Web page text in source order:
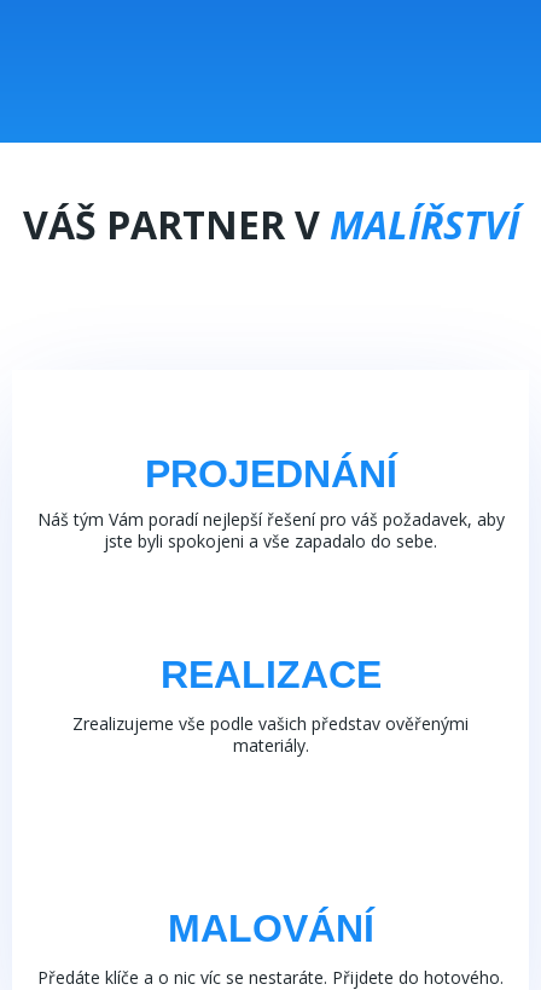
VÁŠ PARTNER V MALÍŘSTVÍ
PROJEDNÁNÍ
Náš tým Vám poradí nejlepší řešení pro váš požadavek, aby
jste byli spokojeni a vše zapadalo do sebe.
REALIZACE
Zrealizujeme vše podle vašich představ ověřenými
materiály.
MALOVÁNÍ
Předáte klíče a o nic víc se nestaráte. Přijdete do hotového.